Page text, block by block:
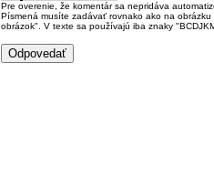
Pre overenie, že komentár sa nepridáva
Písmená musíte zadávať rovnako ako na
obrázok". V texte sa používajú iba znaky